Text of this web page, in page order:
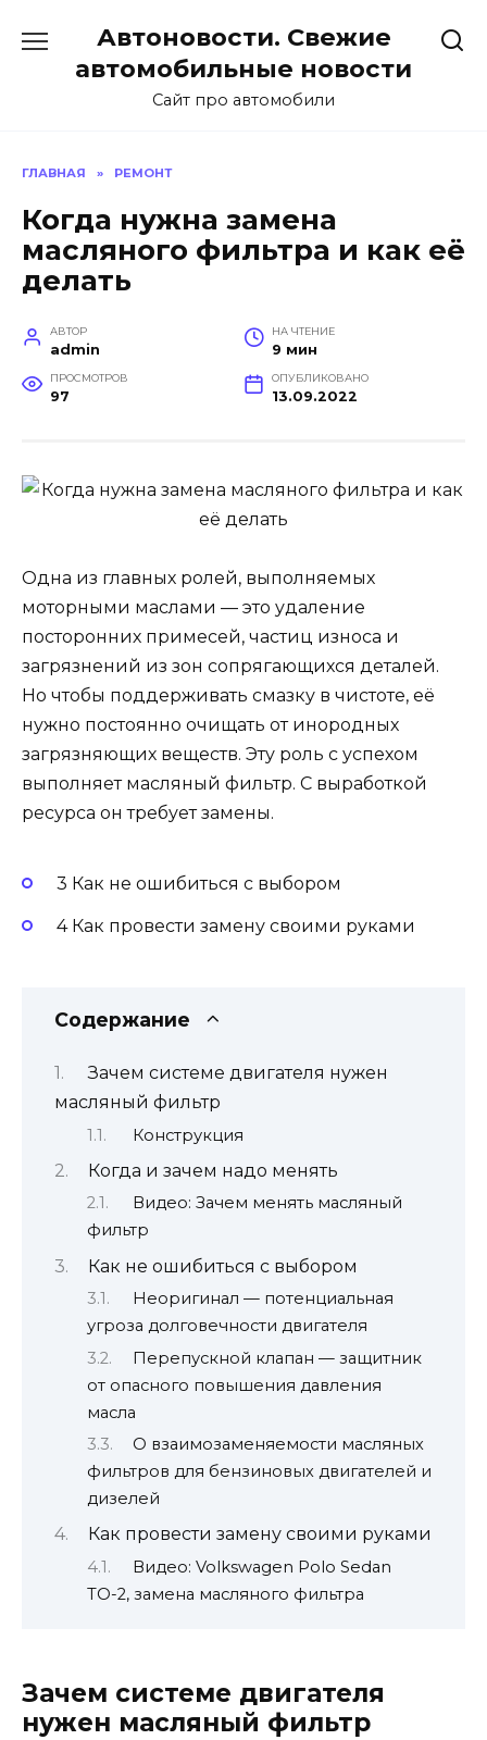
содержанию
Автоновости. Свежие
автомобильные новости
Сайт про автомобили
ГЛАВНАЯ » РЕМОНТ
Когда нужна замена
масляного фильтра и как её
делать
АВТОР
admin
НА ЧТЕНИЕ
9 мин
ПРОСМОТРОВ
97
ОПУБЛИКОВАНО
13.09.2022
Одна из главных ролей, выполняемых
моторными маслами — это удаление
посторонних примесей, частиц износа и
загрязнений из зон сопрягающихся деталей.
Но чтобы поддерживать смазку в чистоте, её
нужно постоянно очищать от инородных
загрязняющих веществ. Эту роль с успехом
выполняет масляный фильтр. С выработкой
ресурса он требует замены.
3 Как не ошибиться с выбором
4 Как провести замену своими руками
Содержание
Зачем системе двигателя нужен
масляный фильтр
Конструкция
Когда и зачем надо менять
Видео: Зачем менять масляный
фильтр
Как не ошибиться с выбором
Неоригинал — потенциальная
угроза долговечности двигателя
Перепускной клапан — защитник
от опасного повышения давления
масла
О взаимозаменяемости масляных
фильтров для бензиновых двигателей и
дизелей
Как провести замену своими руками
Видео: Volkswagen Polo Sedan
ТО-2, замена масляного фильтра
Зачем системе двигателя
нужен масляный фильтр